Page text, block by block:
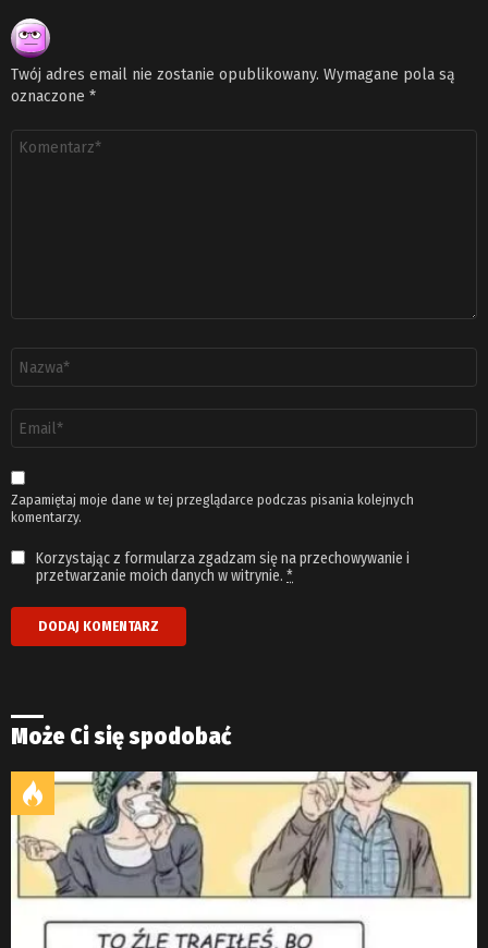
Twój adres email nie zostanie opublikowany. Wymagane pola są
oznaczone *
Komentarz
email
*
Zapamiętaj moje dane w tej przeglądarce podczas pisania kolejnych
komentarzy.
Korzystając z formularza zgadzam się na przechowywanie i
przetwarzanie moich danych w witrynie. *
Może Ci się spodobać